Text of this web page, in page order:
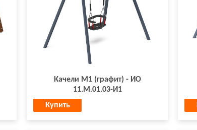
Качели М1 (графит) - ИО
11.М.01.03-И1
Купить